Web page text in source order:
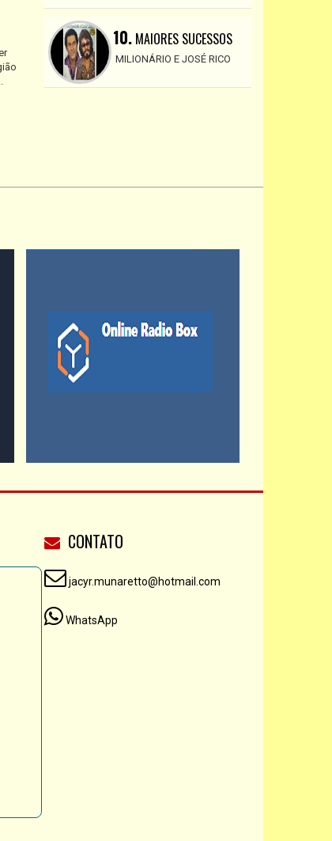
10.MAIORES SUCESSOS
MILIONÁRIO E JOSÉ RICO
CONTATO
jacyr.munaretto@hotmail.com
WhatsApp